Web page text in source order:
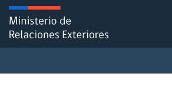
Click acá para ir directamente al contenido